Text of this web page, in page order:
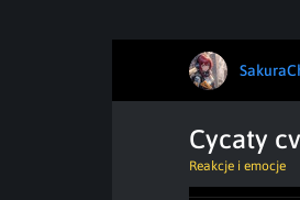
Cycaty
Reakcje i emocje